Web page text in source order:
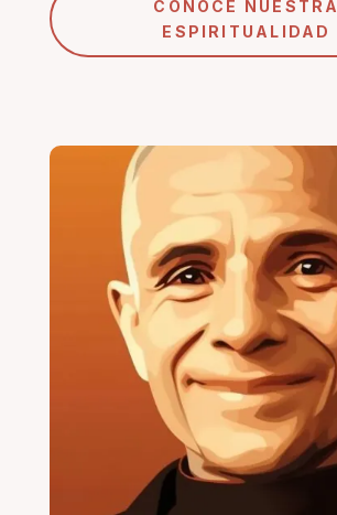
CONOCE NUESTRA
ESPIRITUALIDAD